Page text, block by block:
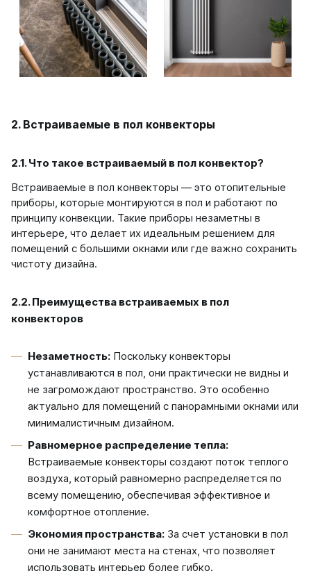
Завалинки
Завалинка Гармония
Завалинка РС
Зеркала
Зеркало П
2. Встраиваемые в пол конвекторы
2.1. Что такое встраиваемый в пол конвектор?
Встраиваемые в пол конвекторы — это отопительные
приборы, которые монтируются в пол и работают по
принципу конвекции. Такие приборы незаметны в
интерьере, что делает их идеальным решением для
помещений с большими окнами или где важно сохранить
чистоту дизайна.
2.2. Преимущества встраиваемых в пол
конвекторов
Незаметность: Поскольку конвекторы
устанавливаются в пол, они практически не видны и
не загромождают пространство. Это особенно
актуально для помещений с панорамными окнами или
минималистичным дизайном.
Равномерное распределение тепла:
Встраиваемые конвекторы создают поток теплого
воздуха, который равномерно распределяется по
всему помещению, обеспечивая эффективное и
комфортное отопление.
Экономия пространства: За счет установки в пол
они не занимают места на стенах, что позволяет
использовать интерьер более гибко.